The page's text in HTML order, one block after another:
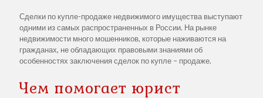
Сделки по купле-продаже недвижимого имущества выступают
одними из самых распространенных в России. На рынке
недвижимости много мошенников, которые наживаются на
гражданах, не обладающих правовыми знаниями об
особенностях заключения сделок по купле – продаже.
Чем помогает юрист